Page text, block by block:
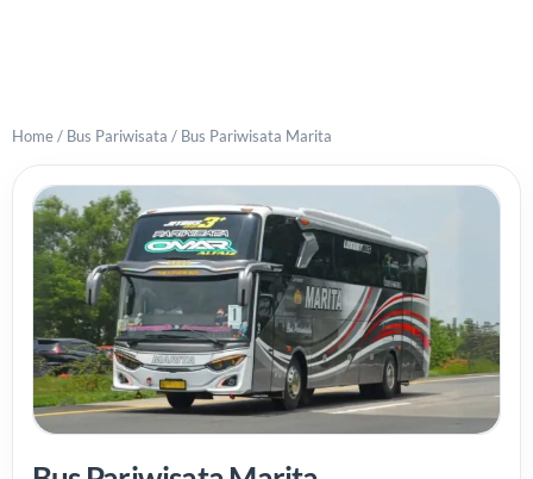
Home/ Bus Pariwisata / Bus Pariwisata Marita